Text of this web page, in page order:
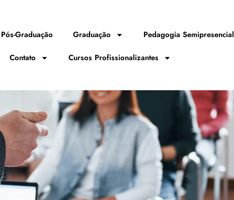
Pós-Graduação Graduação Pedagogia Semipresencial
Contato Cursos Profissionalizantes